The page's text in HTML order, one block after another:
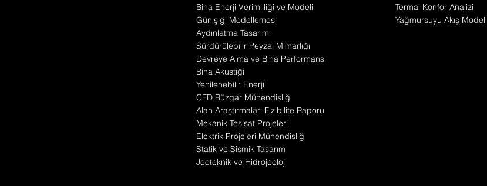
Bina Enerji Verimliliği ve Modeli
Günışığı Modellemesi
Aydınlatma Tasarımı
Sürdürülebilir Peyzaj Mimarlığı
Devreye Alma ve Bina Performansı
Bina Akustiği
Yenilenebilir Enerji
CFD Rüzgar Mühendisliği
Alan Araştırmaları Fizibilite Raporu
Mekanik Tesisat Projeleri
Elektrik Projeleri Mühendisliği
Statik ve Sismik Tasarım
Jeoteknik ve Hidrojeoloji
Termal Konfor Analizi
Yağmursuyu Akış Modeli